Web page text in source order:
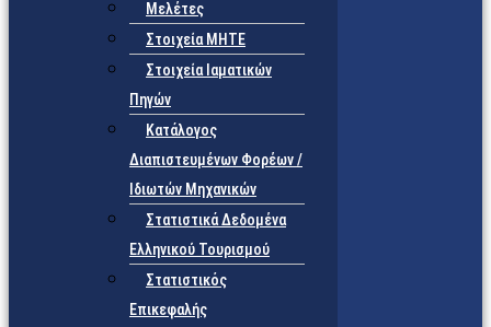
Μελέτες
Στοιχεία ΜΗΤΕ
Στοιχεία Ιαματικών
Πηγών
Κατάλογος
Διαπιστευμένων Φορέων /
Ιδιωτών Μηχανικών
Στατιστικά Δεδομένα
Ελληνικού Τουρισμού
Στατιστικός
Επικεφαλής